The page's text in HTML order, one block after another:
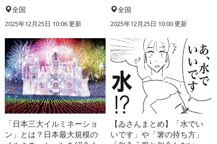
全国
2025年12月25日 10:06 更新
全国
2025年12月25日 10:00 更新
「日本三大イルミネーショ
ン」とは？日本最大規模の
【ゐさんまとめ】「水でい
いです」や「箸の持ち方」